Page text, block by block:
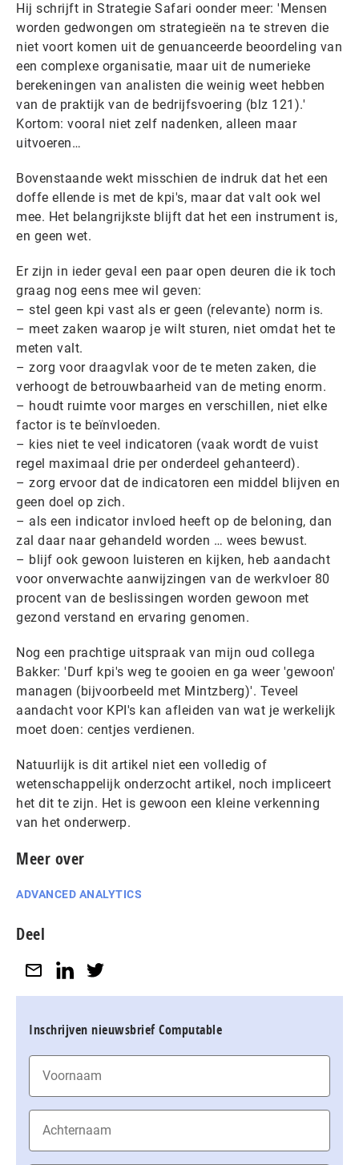
Hij schrijft in Strategie Safari oonder meer: 'Mensen
worden gedwongen om strategieën na te streven die
niet voort komen uit de genuanceerde beoordeling van
een complexe organisatie, maar uit de numerieke
berekeningen van analisten die weinig weet hebben
van de praktijk van de bedrijfsvoering (blz 121).'
Kortom: vooral niet zelf nadenken, alleen maar
uitvoeren…
Bovenstaande wekt misschien de indruk dat het een
doffe ellende is met de kpi's, maar dat valt ook wel
mee. Het belangrijkste blijft dat het een instrument is,
en geen wet.
Er zijn in ieder geval een paar open deuren die ik toch
graag nog eens mee wil geven:
– stel geen kpi vast als er geen (relevante) norm is.
– meet zaken waarop je wilt sturen, niet omdat het te
meten valt.
– zorg voor draagvlak voor de te meten zaken, die
verhoogt de betrouwbaarheid van de meting enorm.
– houdt ruimte voor marges en verschillen, niet elke
factor is te beïnvloeden.
– kies niet te veel indicatoren (vaak wordt de vuist
regel maximaal drie per onderdeel gehanteerd).
– zorg ervoor dat de indicatoren een middel blijven en
geen doel op zich.
– als een indicator invloed heeft op de beloning, dan
zal daar naar gehandeld worden … wees bewust.
– blijf ook gewoon luisteren en kijken, heb aandacht
voor onverwachte aanwijzingen van de werkvloer 80
procent van de beslissingen worden gewoon met
gezond verstand en ervaring genomen.
Nog een prachtige uitspraak van mijn oud collega
Bakker: 'Durf kpi's weg te gooien en ga weer 'gewoon'
managen (bijvoorbeeld met Mintzberg)'. Teveel
aandacht voor KPI's kan afleiden van wat je werkelijk
moet doen: centjes verdienen.
Natuurlijk is dit artikel niet een volledig of
wetenschappelijk onderzocht artikel, noch impliceert
het dit te zijn. Het is gewoon een kleine verkenning
van het onderwerp.
Meer over
ADVANCED ANALYTICS
Deel
Inschrijven nieuwsbrief Computable